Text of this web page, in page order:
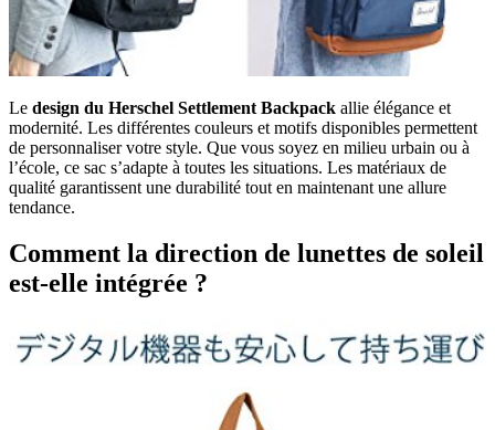
Le design du Herschel Settlement Backpack allie élégance et
modernité. Les différentes couleurs et motifs disponibles permettent
de personnaliser votre style. Que vous soyez en milieu urbain ou à
l’école, ce sac s’adapte à toutes les situations. Les matériaux de
qualité garantissent une durabilité tout en maintenant une allure
tendance.
Comment la direction de lunettes de soleil
est-elle intégrée ?